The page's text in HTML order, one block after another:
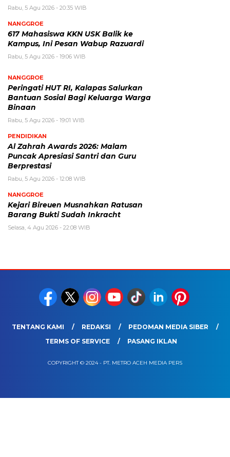
Rabu, 5 Agu 2026 - 20:35 WIB
NANGGROE
617 Mahasiswa KKN USK Balik ke
Kampus, Ini Pesan Wabup Razuardi
Rabu, 5 Agu 2026 - 19:06 WIB
NANGGROE
Peringati HUT RI, Kalapas Salurkan
Bantuan Sosial Bagi Keluarga Warga
Binaan
Rabu, 5 Agu 2026 - 19:01 WIB
PENDIDIKAN
Al Zahrah Awards 2026: Malam
Puncak Apresiasi Santri dan Guru
Berprestasi
Rabu, 5 Agu 2026 - 12:08 WIB
NANGGROE
Kejari Bireuen Musnahkan Ratusan
Barang Bukti Sudah Inkracht
Selasa, 4 Agu 2026 - 22:08 WIB
TENTANG KAMI REDAKSI
PEDOMAN MEDIA SIBER
TERMS OF SERVICE
PASANG IKLAN
COPYRIGHT © 2024 - PT. METRO ACEH MEDIA PERS